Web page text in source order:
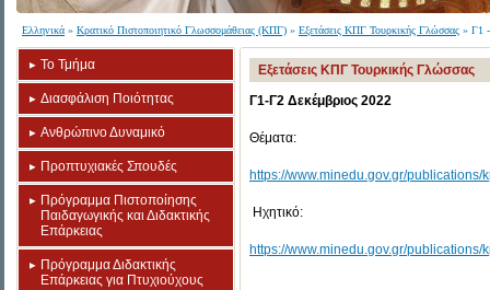
Ελληνικά » Κρατικό Πιστοποιητικό Γλωσσομάθειας (ΚΠΓ) » Εξετάσεις ΚΠΓ Τουρκικής Γλώσσας » Γ1
Το Τμήμα
Διασφάλιση Ποιότητας
Ανθρώπινο Δυναμικό
Προπτυχιακές Σπουδές
Πρόγραμμα Πιστοποίησης
Παιδαγωγικής και Διδακτικής
Επάρκειας
Πρόγραμμα Διδακτικής
Επάρκειας για Πτυχιούχους
Εξετάσεις ΚΠΓ Τουρκικής Γλώσσας
Γ1-Γ2 Δεκέμβριος 2022
Θέματα:
https://www.minedu.gov.gr/
Ηχητικό:
https://www.minedu.gov.gr/